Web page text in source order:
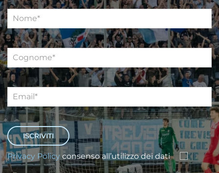
Privacy Policyconsenso all’utilizzo dei dati